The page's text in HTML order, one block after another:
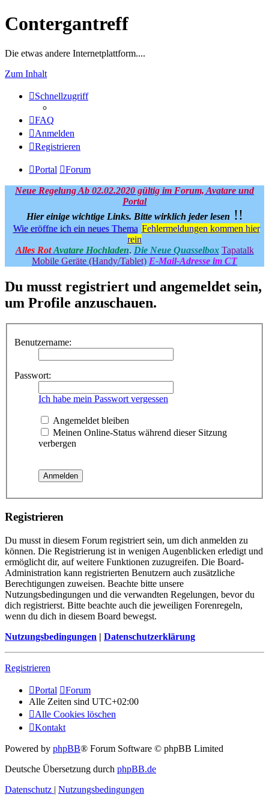
Contergantreff
Die etwas andere Internetplattform....
Zum Inhalt
Schnellzugriff
FAQ
Anmelden
Registrieren
Portal Forum
Neue Regelung Ab 02.02.2020 gültig im Forum, Avatare und
Portal
Hier einige wichtige Links. Bitte wirklich jeder lesen !!
Wie eröffne ich ein neues Thema Fehlermeldungen kommen hier
rein
Alles Rot Avatare Hochladen. Die Neue Quasselbox Tapatalk
Mobile Geräte (Handy/Tablet) E-Mail-Adresse im CT
Du musst registriert und angemeldet sein,
um Profile anzuschauen.
Benutzername:
Passwort:
Ich habe mein Passwort vergessen
Angemeldet bleiben
Meinen Online-Status während dieser Sitzung
verbergen
Registrieren
Du musst in diesem Forum registriert sein, um dich anmelden zu
können. Die Registrierung ist in wenigen Augenblicken erledigt und
ermöglicht dir, auf weitere Funktionen zuzugreifen. Die Board-
Administration kann registrierten Benutzern auch zusätzliche
Berechtigungen zuweisen. Beachte bitte unsere
Nutzungsbedingungen und die verwandten Regelungen, bevor du
dich registrierst. Bitte beachte auch die jeweiligen Forenregeln,
wenn du dich in diesem Board bewegst.
Nutzungsbedingungen | Datenschutzerklärung
Registrieren
Portal
Forum
Alle Zeiten sind UTC+02:00
Alle Cookies löschen
Kontakt
Powered by phpBB® Forum Software © phpBB Limited
Deutsche Übersetzung durch phpBB.de
Datenschutz | Nutzungsbedingungen